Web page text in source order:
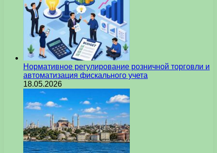
Нормативное регулирование розничной торговли и
автоматизация фискального учета
18.05.2026